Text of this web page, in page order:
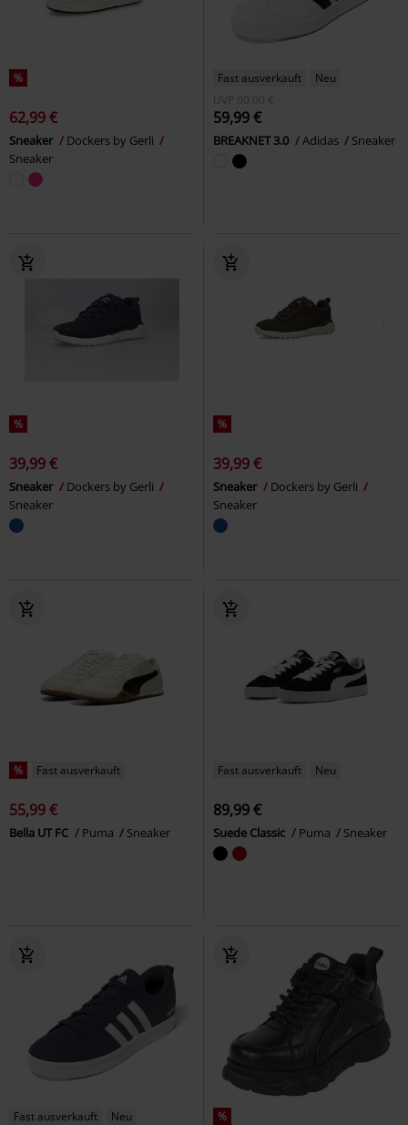
%
62,99 €
Sneaker
Dockers by Gerli
Sneaker
Fast ausverkauft
Neu
UVP
60,00 €
59,99 €
BREAKNET 3.0 Adidas Sneaker
%
39,99 €
Sneaker
Dockers by Gerli
Sneaker
%
39,99 €
Sneaker
Dockers by Gerli
Sneaker
% Fast ausverkauft
55,99 €
Bella UT FC Puma Sneaker
Fast ausverkauft Neu
89,99 €
Suede Classic Puma Sneaker
Fast ausverkauft
Neu
%